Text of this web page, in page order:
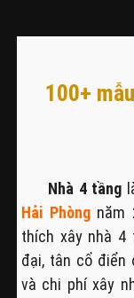
100+
Nhà 4 tầng
Hải Phòngnăm
thích xây nhà 4
đại, tân cổ điển
và chi phí xây